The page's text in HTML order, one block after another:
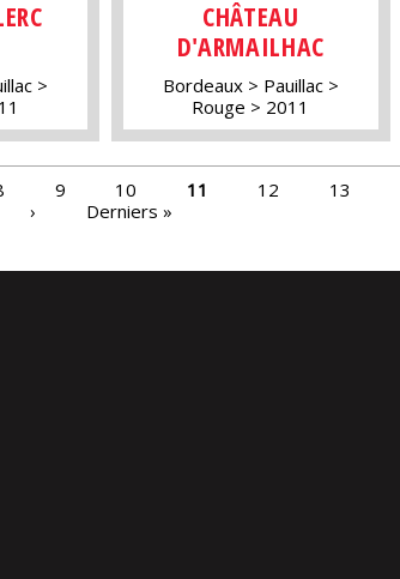
CHÂTEAU
D'ARMAILHAC
Bordeaux
Pauillac
Rouge
2011
9 10 11 12 13
›
Derniers »